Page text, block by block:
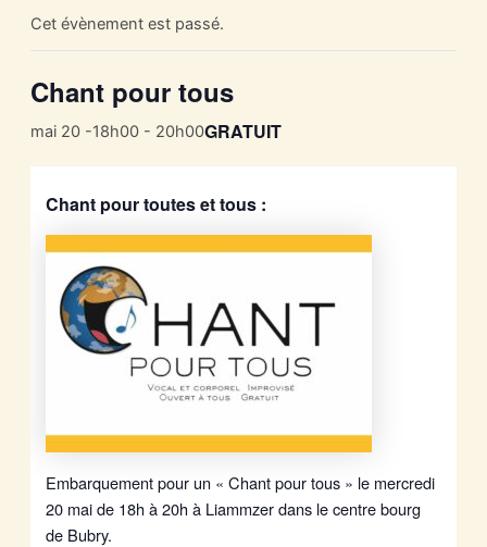
Cet évènement est passé.
Chant pour tous
mai 20 -18h00- 20h00GRATUIT
Chant pour toutes et tous :
Embarquement pour un « Chant pour tous » le mercredi
20 mai de 18h à 20h à Liammzer dans le centre bourg
de Bubry.